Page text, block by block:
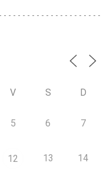
V S D
5 6 7
12 13 14